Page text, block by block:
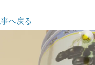
へ戻る